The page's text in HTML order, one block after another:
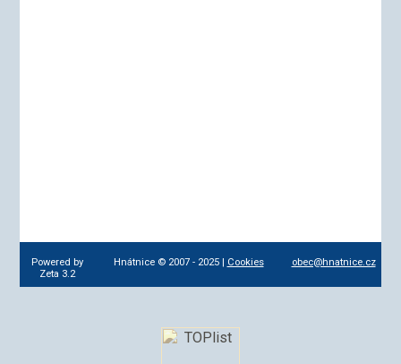
Powered by
Zeta 3.2
Hnátnice © 2007 - 2025 | Cookies obec@hnatnice.cz